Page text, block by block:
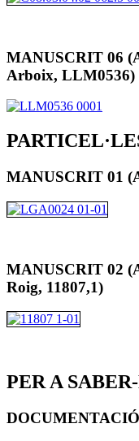
MANUSCRIT 06
Arboix, LLM0536)
MANUSCRIT 01
MANUSCRIT 02
Roig, 11807,1)
PER A
DOCUMENTACIÓ